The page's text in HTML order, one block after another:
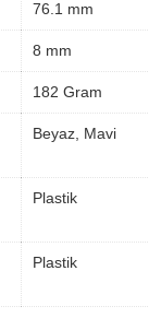
76.1 mm
8 mm
182 Gram
Beyaz, Mavi
Plastik
Plastik